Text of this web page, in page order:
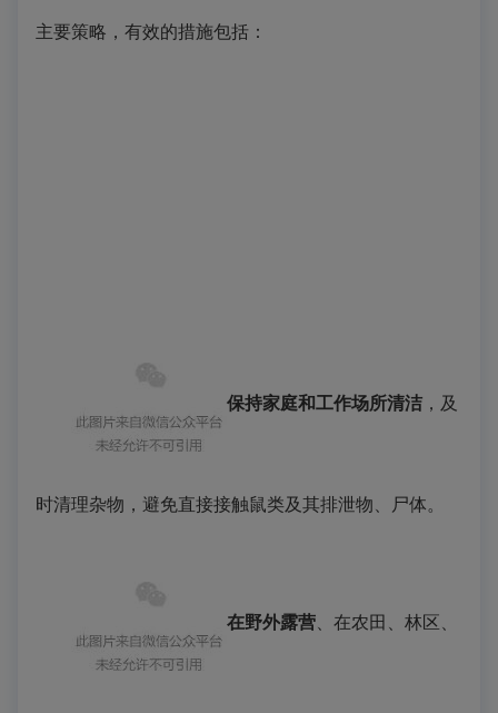
主要策略，有效的措施包括：
保持家庭和工作场所清洁 ，及
时清理杂物，避免直接接触鼠类及其排泄物、尸体。
在野外露营 、在农田、林区、